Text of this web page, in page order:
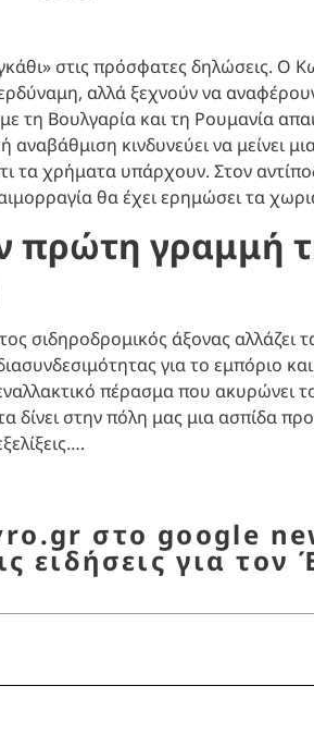
στις πρόσφατες δηλώσεις. Ο
αλλά ξεχνούν να
Βουλγαρία και τη Ρουμανία
κινδυνεύει να μείνει
τα χρήματα υπάρχουν. Στον
θα έχει ερημώσει τα
πρώτη γραμμή
σιδηροδρομικός άξονας αλλάζει
για το εμπόριο και
πέρασμα που ακυρώνει
δίνει στην πόλη μας μια ασπίδα
στο google
ειδήσεις για τον